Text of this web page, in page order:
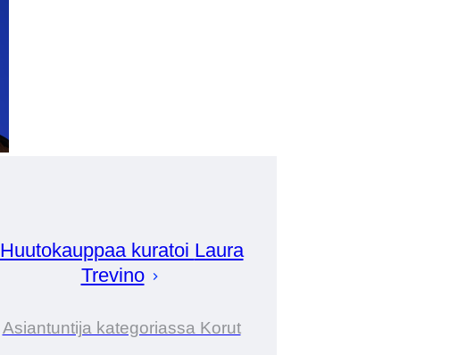
Huutokauppaa kuratoi Laura
Trevino
Asiantuntija kategoriassa Korut